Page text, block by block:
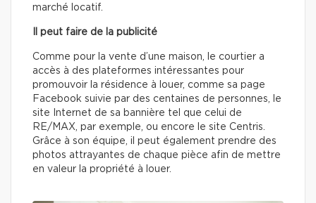
marché locatif.
Il peut faire de la publicité
Comme pour la vente d’une maison, le courtier a
accès à des plateformes intéressantes pour
promouvoir la résidence à louer, comme sa page
Facebook suivie par des centaines de personnes, le
site Internet de sa bannière tel que celui de
RE/MAX, par exemple, ou encore le site Centris.
Grâce à son équipe, il peut également prendre des
photos attrayantes de chaque pièce afin de mettre
en valeur la propriété à louer.